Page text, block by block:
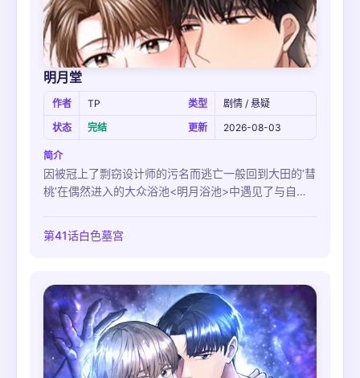
明月堂
作者 TP 类型
剧情 / 悬疑
状态
完结 更新 2026-08-03
简介
因被冠上了剽窃设计师的污名而逃亡一般回到大田的‘彗
桃’在偶然进入的大众浴池<明月浴池>中遇见了与自己
晚…
第41话白色墓宫